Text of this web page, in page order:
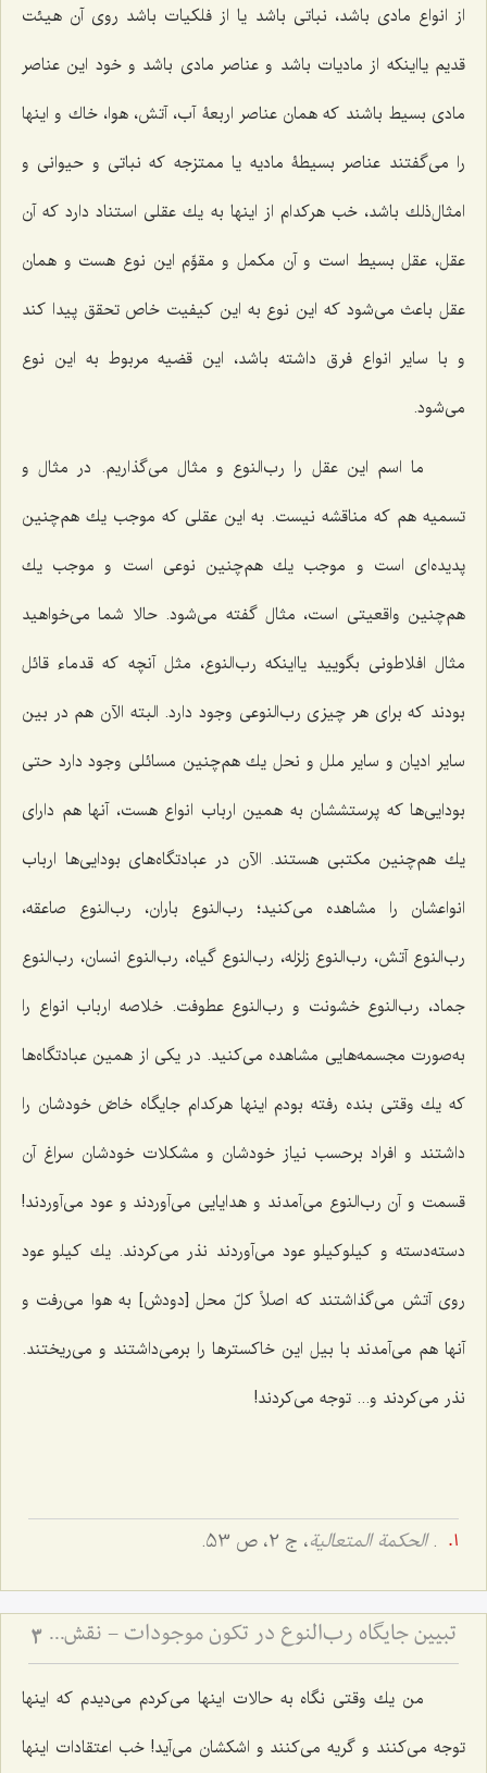
از انواع مادى باشد، نباتى باشد یا از فلكیات باشد روى آن هیئت
قدیم یااینكه از مادیات باشد و عناصر مادى باشد و خود این عناصر
مادى بسیط باشند كه همان عناصر اربعۀ آب، آتش، هوا، خاك و اینها
را مى‌گفتند عناصر بسیطۀ‌ مادیه یا ممتزجه كه نباتى و حیوانى و
امثال‌ذلك باشد، خب هركدام از اینها به یك عقلى استناد دارد كه آن
عقل، عقل بسیط است و آن مكمل و مقوِّم این نوع هست و همان
عقل باعث مى‌شود كه این نوع به این كیفیت خاص تحقق پیدا كند
و با سایر انواع فرق داشته باشد، این قضیه مربوط به این نوع
مى‌شود.
ما اسم این عقل را رب‌النوع و مثال مى‌گذاریم. در مثال و
تسمیه هم كه مناقشه نیست. به این عقلى كه موجب یك هم‌چنین
پدیده‌اى است و موجب یك هم‌چنین نوعى است و موجب یك
هم‌چنین واقعیتى است، مثال گفته مى‌شود. حالا شما مى‌خواهید
مثال افلاطونى بگویید یااینكه رب‌النوع، مثل آنچه كه قدماء قائل
بودند که براى هر چیزى رب‌النوعی وجود دارد. البته الآن هم در بین
سایر ادیان و سایر ملل و نحل یك هم‌چنین مسائلى وجود دارد حتى
بودایى‌ها كه پرستششان به همین ارباب انواع هست، آنها هم داراى
یك هم‌چنین مكتبى هستند. الآن در عبادتگاه‌هاى بودایى‌ها ارباب
انواعشان را مشاهده مى‌كنید؛ رب‌النوع باران، رب‌النوع صاعقه،
رب‌النوع آتش، رب‌النوع زلزله، رب‌النوع گیاه، رب‌النوع انسان، رب‌النوع
جماد، رب‌النوع خشونت و رب‌النوع عطوفت. خلاصه ارباب انواع را
به‌صورت مجسمه‌هایى مشاهده مى‌كنید. در یكى از همین عبادتگاه‌ها
كه یك وقتى بنده رفته بودم اینها هركدام جایگاه خاصّ خودشان را
داشتند و افراد برحسب نیاز خودشان و مشكلات خودشان سراغ آن
قسمت و آن رب‌النوع ‌می‌آمدند و هدایایى مى‌آوردند و عود مى‌آوردند!
دسته‌دسته و کیلوکیلو عود مى‌آوردند نذر مى‌كردند. یك كیلو عود
روى آتش مى‌گذاشتند که اصلاً كلّ محل [دودش] به هوا می‌رفت و
آنها هم مى‌آمدند با بیل این خاكسترها را برمی‌داشتند و مى‌ریختند.
نذر مى‌كردند و... توجه مى‌كردند!
.الحكمة المتعالیة، ج 2، ص 53.
تبیین جایگاه رب‌النوع در تکون موجودات - نقش عقل مجرد در تحقق و تمایز انواع مادی 3
من یك وقتى نگاه به حالات اینها مى‌كردم مى‌دیدم كه اینها
توجه مى‌كنند و گریه مى‌كنند و اشکشان مى‌آید! خب اعتقادات اینها